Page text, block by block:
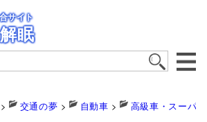
サイト
眠
> 交通の夢 > 自動車 > 高級車・スーパ